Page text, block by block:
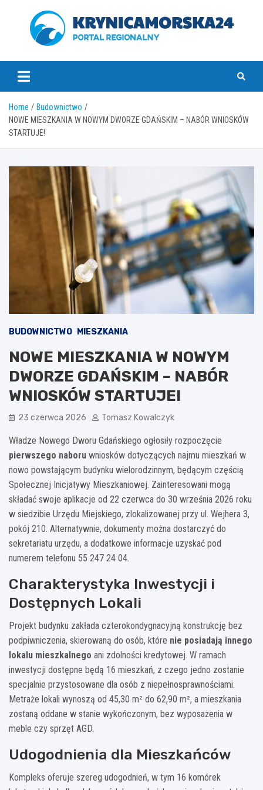
krynicamorska24.pl
Home
Budownictwo
NOWE MIESZKANIA W NOWYM DWORZE GDAŃSKIM – NABÓR WNIOSKÓW
STARTUJE!
BUDOWNICTWO MIESZKANIA
NOWE MIESZKANIA W NOWYM
DWORZE GDAŃSKIM – NABÓR
WNIOSKÓW STARTUJE!
23 czerwca 2026 Tomasz Kowalczyk
Władze Nowego Dworu Gdańskiego ogłosiły rozpoczęcie
pierwszego naboru wniosków dotyczących najmu mieszkań w
nowo powstającym budynku wielorodzinnym, będącym częścią
Społecznej Inicjatywy Mieszkaniowej. Zainteresowani mogą
składać swoje aplikacje od 22 czerwca do 30 września 2026 roku
w siedzibie Urzędu Miejskiego, zlokalizowanej przy ul. Wejhera 3,
pokój 210. Alternatywnie, dokumenty można dostarczyć do
sekretariatu urzędu, a dodatkowe informacje uzyskać pod
numerem telefonu 55 247 24 04.
Charakterystyka Inwestycji i
Dostępnych Lokali
Projekt budynku zakłada czterokondygnacyjną konstrukcję bez
podpiwniczenia, skierowaną do osób, które nie posiadają innego
lokalu mieszkalnego ani zdolności kredytowej. W ramach
inwestycji dostępne będą 16 mieszkań, z czego jedno zostanie
specjalnie przystosowane dla osób z niepełnosprawnościami.
Metraże lokali wynoszą od 45,30 m² do 62,90 m², a mieszkania
zostaną oddane w stanie wykończonym, bez wyposażenia w
meble czy sprzęt AGD.
Udogodnienia dla Mieszkańców
Kompleks oferuje szereg udogodnień, w tym 16 komórek